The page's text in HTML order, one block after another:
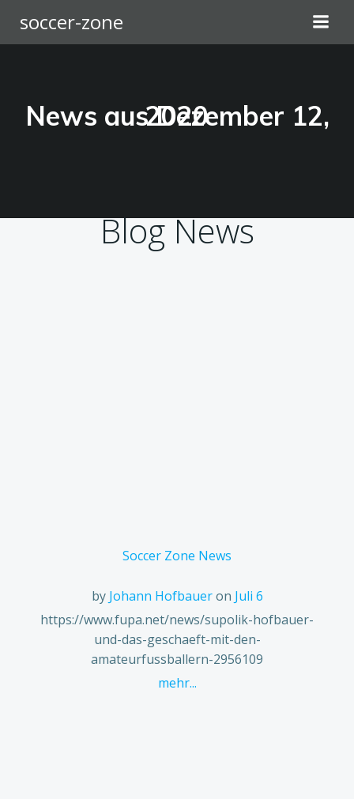
springen
soccer-zone
News aus Dezember 12, 2020
Blog News
Soccer Zone News
by Johann Hofbauer on Juli 6
https://www.fupa.net/news/supolik-hofbauer-
und-das-geschaeft-mit-den-
amateurfussballern-2956109
mehr...